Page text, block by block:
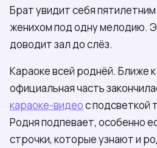
Брат увидит себя пятилетним
женихом под одну мелодию.
доводит зал до слёз.
Караоке всей роднёй. Ближе
официальная часть
караоке-видеос подсветкой
Родня подпевает, особенно
строчки, которые узнают и